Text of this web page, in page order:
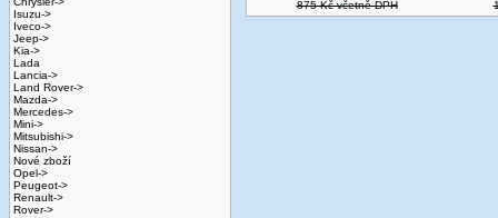
Isuzu->
Iveco->
Jeep->
Kia->
Lada
Lancia->
Land Rover->
Mazda->
Mercedes->
Mini->
Mitsubishi->
Nissan->
Nové zboží
Opel->
Peugeot->
Renault->
Rover->
875 Kč včetně DPH